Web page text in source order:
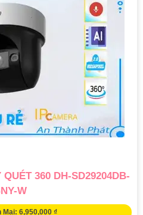
360 DH-SD29204DB-
W
Mại: 6,950,000 ₫